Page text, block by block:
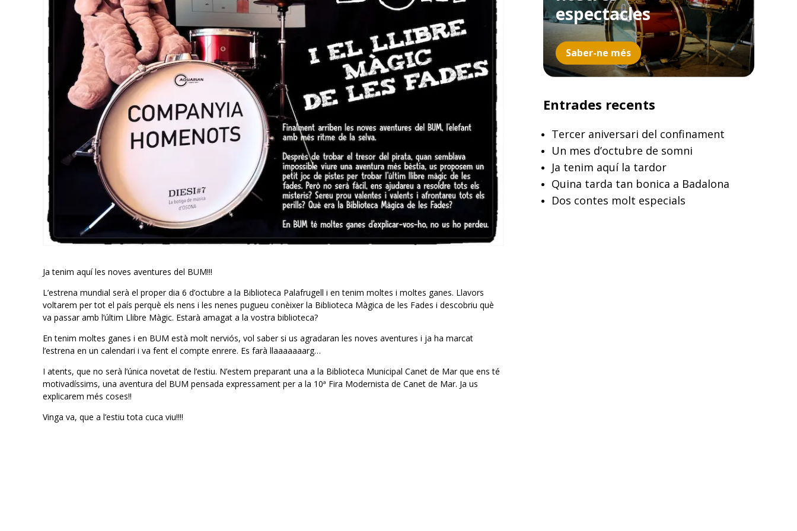
Ja tenim aquí les noves aventures del BUM!!!
L’estrena mundial serà el proper dia 6 d’octubre a la Biblioteca Palafrugell i en tenim moltes i moltes ganes. Llavors
voltarem per tot el país perquè els nens i les nenes pugueu conèixer la Biblioteca Màgica de les Fades i descobriu què
va passar amb l’últim Llibre Màgic. Estarà amagat a la vostra biblioteca?
En tenim moltes ganes i en BUM està molt nerviós, vol saber si us agradaran les noves aventures i ja ha marcat
l’estrena en un calendari i va fent el compte enrere. Es farà llaaaaaaarg…
I atents, que no serà l’única novetat de l’estiu. N’estem preparant una a la Biblioteca Municipal Canet de Mar que ens té
motivadíssims, una aventura del BUM pensada expressament per a la 10ª Fira Modernista de Canet de Mar. Ja us
explicarem més coses!!
Vinga va, que a l’estiu tota cuca viu!!!!
espectacles
Saber-ne més
Entrades recents
Tercer aniversari del confinament
Un mes d’octubre de somni
Ja tenim aquí la tardor
Quina tarda tan bonica a Badalona
Dos contes molt especials